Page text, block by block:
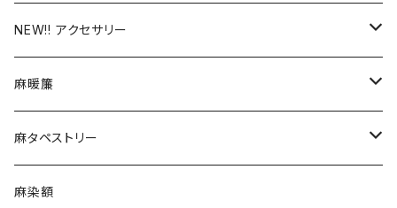
NEW!! アクセサリー
つまみ細工
がま口ストラップ
チャーム
麻暖簾
手描友禅
デザイン
麻タペストリー
手描友禅
麻染額